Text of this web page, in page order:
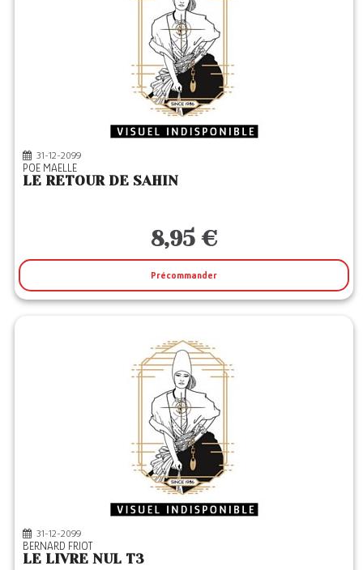
31-12-2099
POE MAELLE
LE RETOUR DE SAHIN
8,95 €
Précommander
31-12-2099
BERNARD FRIOT
LE LIVRE NUL T3